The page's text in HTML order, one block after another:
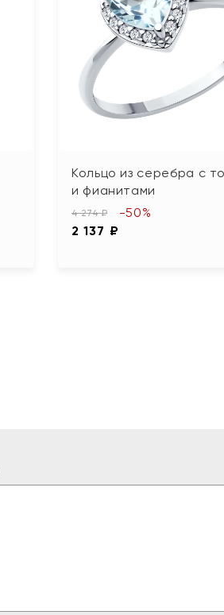
Кольцо из серебра с
и фианитами
4 274 ₽
2 137 ₽
-50%